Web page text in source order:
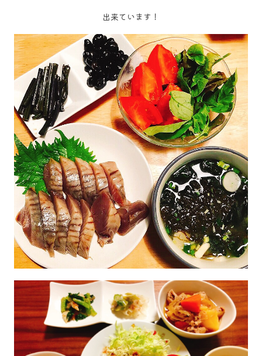
出来ています！